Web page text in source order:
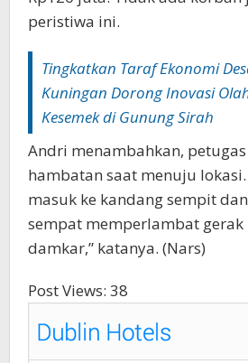
peristiwa ini.
Tingkatkan Taraf Ekonomi
Kuningan Dorong Inovasi
Kesemek di Gunung Sirah
Andri menambahkan,
hambatan saat menuju lokasi.
masuk ke kandang sempit
sempat memperlambat gerak
damkar,” katanya. (Nars)
Post Views: 38